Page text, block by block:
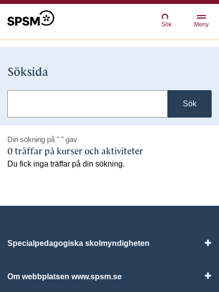
Sök Meny
Söksida
Sök
Din sökning på " " gav
0 träffar på kurser och aktiviteter
Du fick inga träffar på din sökning.
Specialpedagogiska skolmyndigheten
Om webbplatsen www.spsm.se